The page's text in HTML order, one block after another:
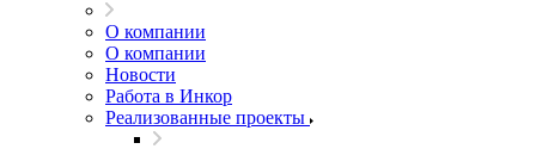
О компании
О компании
Новости
Работа в Инкор
Реализованные проекты